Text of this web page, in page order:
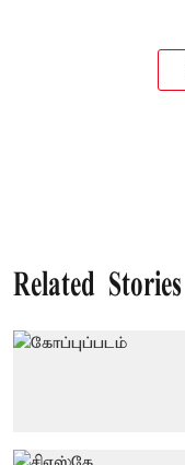
Related Stories